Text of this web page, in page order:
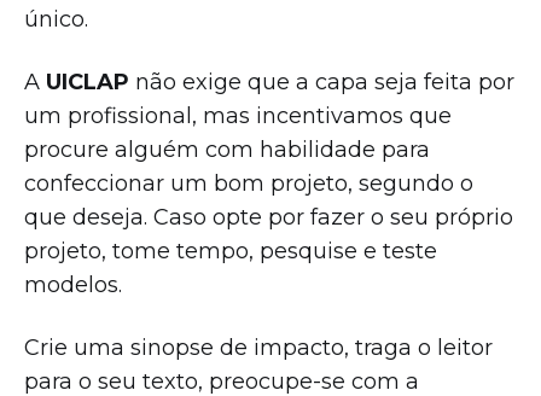
único.
A UICLAP não exige que a capa seja feita por
um profissional, mas incentivamos que
procure alguém com habilidade para
confeccionar um bom projeto, segundo o
que deseja. Caso opte por fazer o seu próprio
projeto, tome tempo, pesquise e teste
modelos.
Crie uma sinopse de impacto, traga o leitor
para o seu texto, preocupe-se com a